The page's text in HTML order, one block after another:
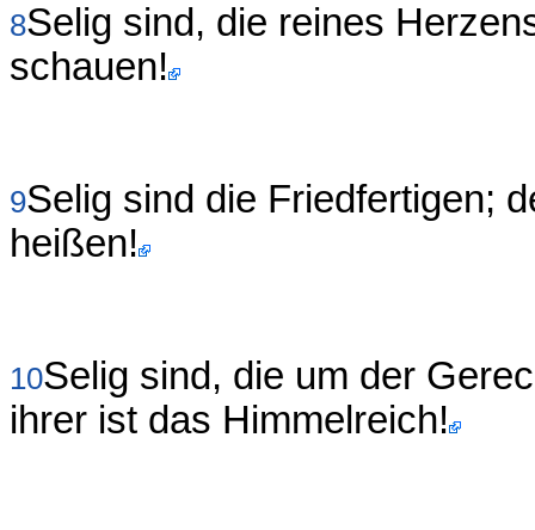
8Selig sind, die reines
schauen!
9Selig sind die Friedfertigen;
heißen!
10Selig sind, die um der
ihrer ist das Himmelreich!